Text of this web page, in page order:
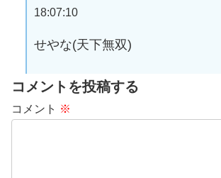
18:07:10
せやな(天下無双)
コメントを投稿する
コメント ※